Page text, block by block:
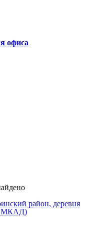
офиса
район, деревня
МКАД)